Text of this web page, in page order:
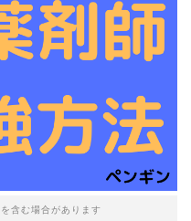
含む場合があります